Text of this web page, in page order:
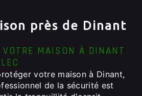
près de Dinant
MAISON À DINANT
votre maison à Dinant,
de la sécurité est